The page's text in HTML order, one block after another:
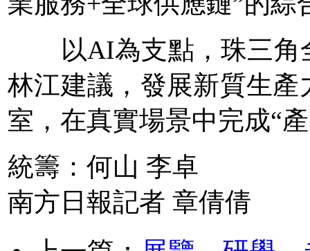
以AI為支點，珠三角
林江建議，發展新質生
室，在真實場景中完成“
統籌：何山 李卓
南方日報記者 章倩倩